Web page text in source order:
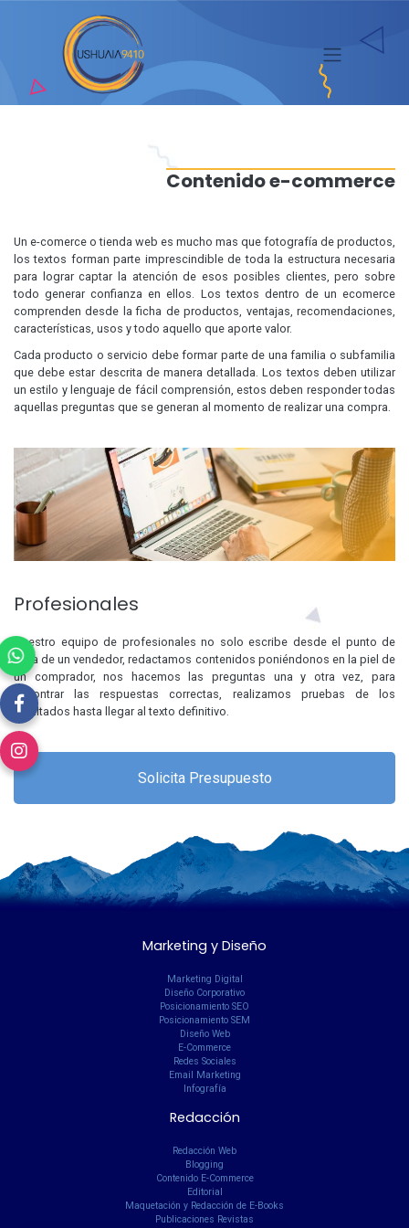
Contenido e-commerce
Un e-comerce o tienda web es mucho mas que fotografía de productos,
los textos forman parte imprescindible de toda la estructura necesaria
para lograr captar la atención de esos posibles clientes, pero sobre
todo generar confianza en ellos. Los textos dentro de un ecomerce
comprenden desde la ficha de productos, ventajas, recomendaciones,
características, usos y todo aquello que aporte valor.
Cada producto o servicio debe formar parte de una familia o subfamilia
que debe estar descrita de manera detallada. Los textos deben utilizar
un estilo y lenguaje de fácil comprensión, estos deben responder todas
aquellas preguntas que se generan al momento de realizar una compra.
Profesionales
Nuestro equipo de profesionales no solo escribe desde el punto de
vista de un vendedor, redactamos contenidos poniéndonos en la piel de
un comprador, nos hacemos las preguntas una y otra vez, para
encontrar las respuestas correctas, realizamos pruebas de los
resultados hasta llegar al texto definitivo.
Solicita Presupuesto
Marketing y Diseño
Marketing Digital
Diseño Corporativo
Posicionamiento SEO
Posicionamiento SEM
Diseño Web
E-Commerce
Redes Sociales
Email Marketing
Infografía
Redacción
Redacción Web
Blogging
Contenido E-Commerce
Editorial
Maquetación y Redacción de E-Books
Publicaciones Revistas